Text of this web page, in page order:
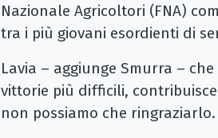
Nazionale Agricoltori (FNA)
tra i più giovani esordienti di
Lavia – aggiunge Smurra –
vittorie più difficili,
non possiamo che ringraziarlo.